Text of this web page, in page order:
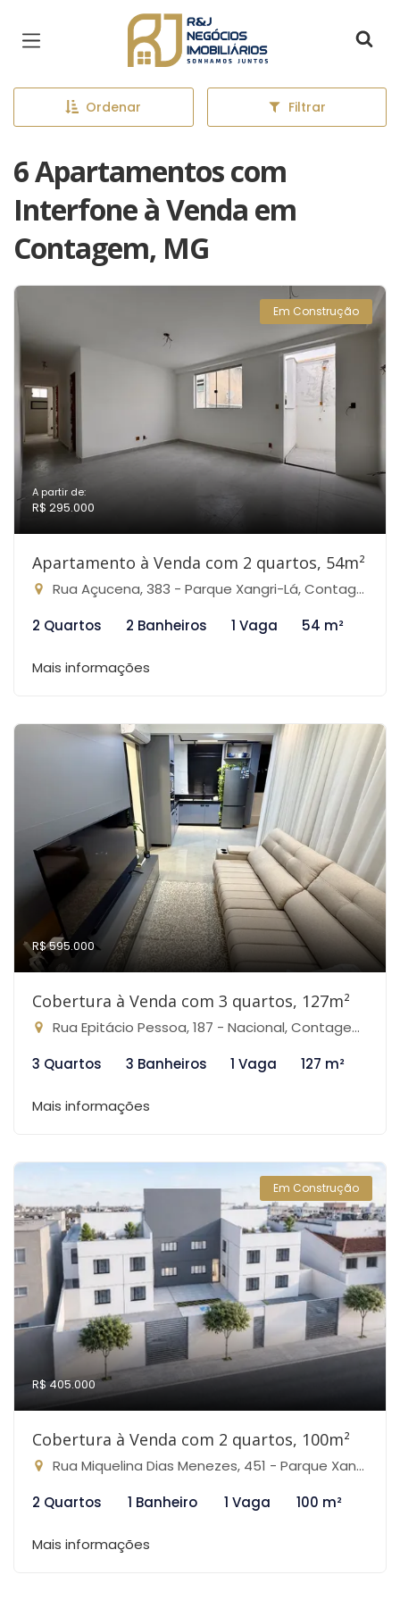
Página inicial
Ordenar Filtrar
6 Apartamentos com
Interfone à Venda em
Contagem, MG
Em Construção
A partir de:
R$ 295.000
Apartamento à Venda com 2 quartos, 54m²
Rua Açucena, 383 - Parque Xangri-Lá, Contagem-MG
2 Quartos
2 Banheiros 1 Vaga 54 m²
Mais informações
R$ 595.000
Cobertura à Venda com 3 quartos, 127m²
Rua Epitácio Pessoa, 187 - Nacional, Contagem-MG
3 Quartos
3 Banheiros 1 Vaga 127 m²
Mais informações
Em Construção
R$ 405.000
Cobertura à Venda com 2 quartos, 100m²
Rua Miquelina Dias Menezes, 451 - Parque Xangri-Lá, Contagem-MG
2 Quartos
1 Banheiro 1 Vaga 100 m²
Mais informações